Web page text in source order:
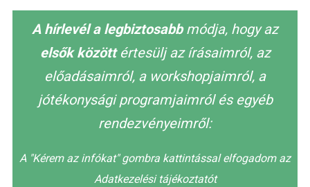
A hírlevél a legbiztosabbmódja, hogy az
elsők közöttértesülj az írásaimról, az
előadásaimról, a workshopjaimról, a
jótékonysági programjaimról és egyéb
rendezvényeimről:
A "Kérem az infókat" gombra kattintással elfogadom az
Adatkezelési tájékoztatót